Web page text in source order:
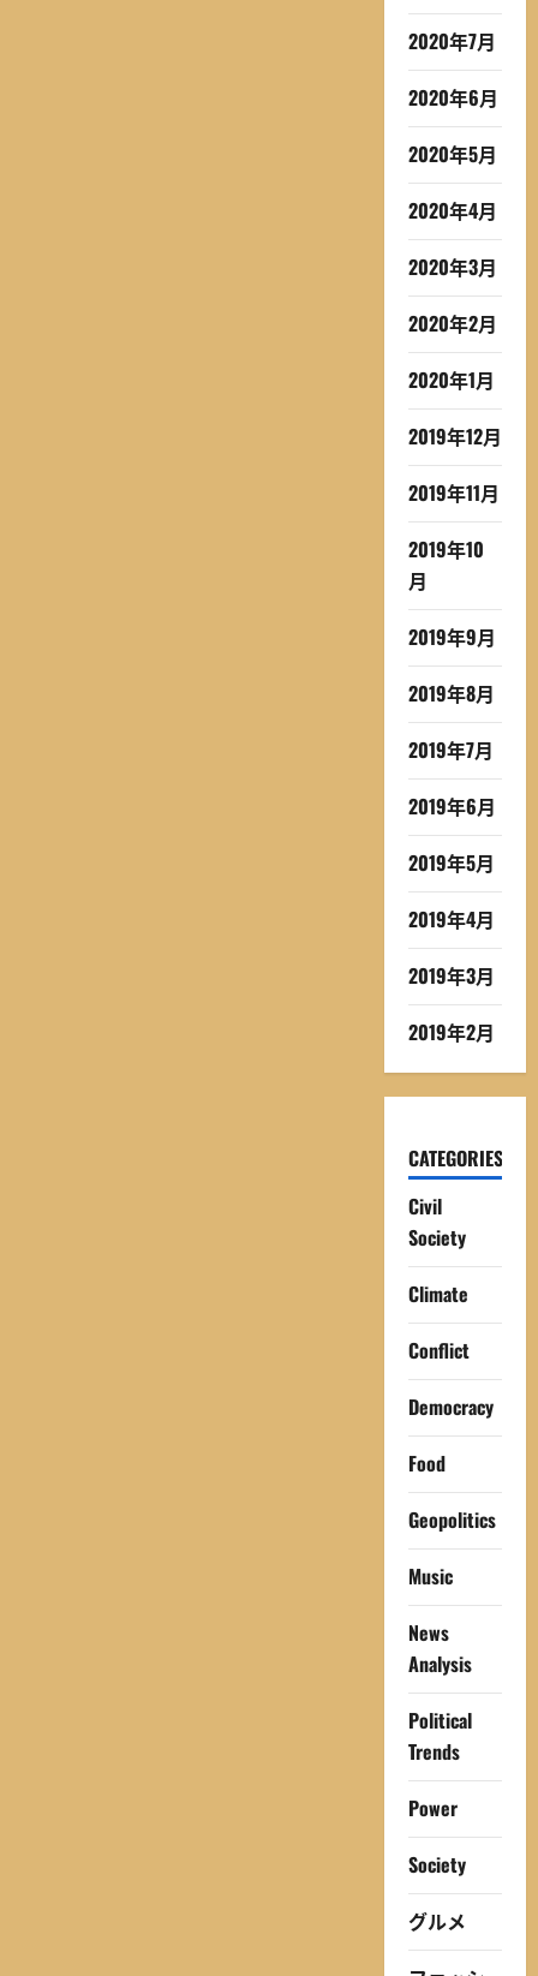
2020年7月
2020年6月
2020年5月
2020年4月
2020年3月
2020年2月
2020年1月
2019年12月
2019年11月
2019年10
月
2019年9月
2019年8月
2019年7月
2019年6月
2019年5月
2019年4月
2019年3月
2019年2月
CATEGORIES
Civil
Society
Climate
Conflict
Democracy
Food
Geopolitics
Music
News
Analysis
Political
Trends
Power
Society
グルメ